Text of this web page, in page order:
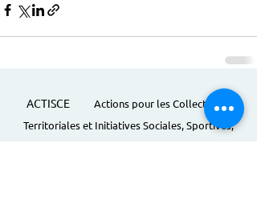
ACTISCE
Actions pour les Collectivités
Territoriales et Initiatives Sociales, Sportives,